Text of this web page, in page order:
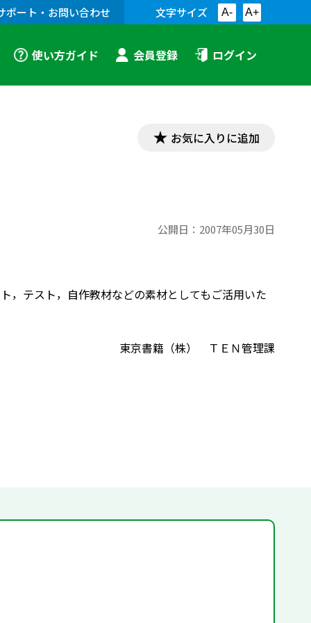
ポート・お問い合わせ 文字サイズ A- A+
使い方ガイド 会員登録 ログイン
お気に入りに追加
公開日： 2007年05月30日
，テスト，自作教材などの素材としてもご活用いた
東京書籍（株） ＴＥＮ管理課